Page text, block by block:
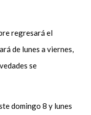
regresará el
de lunes a viernes,
se
domingo 8 y lunes